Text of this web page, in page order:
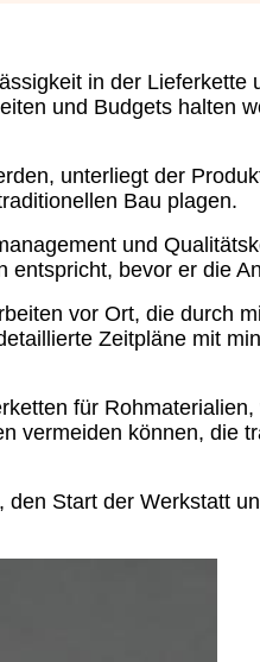
in der Lieferkette
und Budgets halten
unterliegt der
Bau plagen.
und
entspricht, bevor er die
vor Ort, die durch
Zeitpläne mit
für Rohmaterialien,
vermeiden können, die
Start der Werkstatt